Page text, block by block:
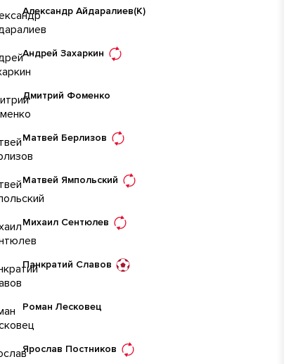
Александр Айдаралиев(К)
Андрей Захаркин
Дмитрий Фоменко
Матвей Берлизов
Матвей Ямпольский
Михаил Сентюлев
Панкратий Славов
Роман Лесковец
Ярослав Постников